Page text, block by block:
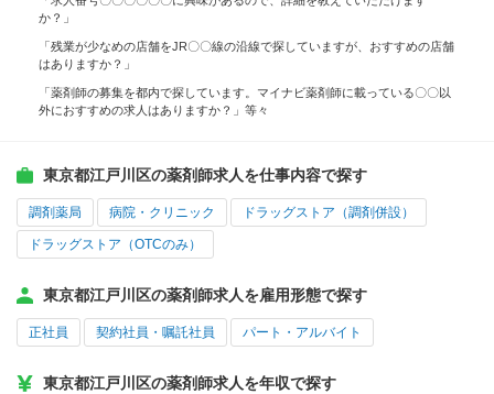
か？」
「残業が少なめの店舗をJR〇〇線の沿線で探していますが、おすすめの店舗
はありますか？」
「薬剤師の募集を都内で探しています。マイナビ薬剤師に載っている〇〇以
外におすすめの求人はありますか？」等々
東京都江戸川区の薬剤師求人を仕事内容で探す
調剤薬局 病院・クリニック ドラッグストア（調剤併設）
ドラッグストア（OTCのみ）
東京都江戸川区の薬剤師求人を雇用形態で探す
正社員 契約社員・嘱託社員 パート・アルバイト
東京都江戸川区の薬剤師求人を年収で探す